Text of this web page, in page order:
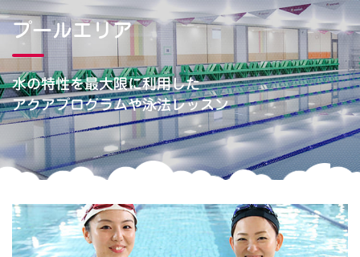
プールエリア
水の特性を最大限に利用した
アクアプログラムや泳法レッスン